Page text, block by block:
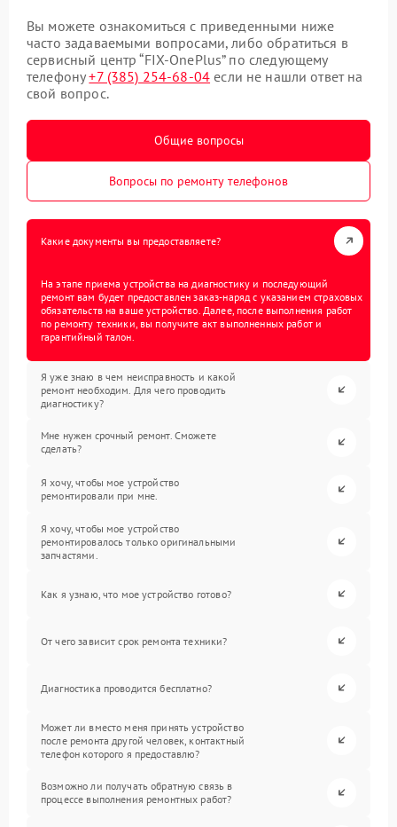
Вы можете ознакомиться с приведенными ниже
часто задаваемыми вопросами, либо обратиться в
сервисный центр “FIX-OnePlus” по следующему
телефону+7 (385) 254-68-04 если не нашли ответ на
свой вопрос.
Общие вопросы
Вопросы по ремонту телефонов
Какие документы вы предоставляете?
На этапе приема устройства на диагностику и последующий
ремонт вам будет предоставлен заказ-наряд с указанием страховых
обязательств на ваше устройство. Далее, после выполнения работ
по ремонту техники, вы получите акт выполненных работ и
гарантийный талон.
Я уже знаю в чем неисправность и какой
ремонт необходим. Для чего проводить
диагностику?
Мне нужен срочный ремонт. Сможете
сделать?
Я хочу, чтобы мое устройство
ремонтировали при мне.
Я хочу, чтобы мое устройство
ремонтировалось только оригинальными
запчастями.
Как я узнаю, что мое устройство готово?
От чего зависит срок ремонта техники?
Диагностика проводится бесплатно?
Может ли вместо меня принять устройство
после ремонта другой человек, контактный
телефон которого я предоставлю?
Возможно ли получать обратную связь в
процессе выполнения ремонтных работ?